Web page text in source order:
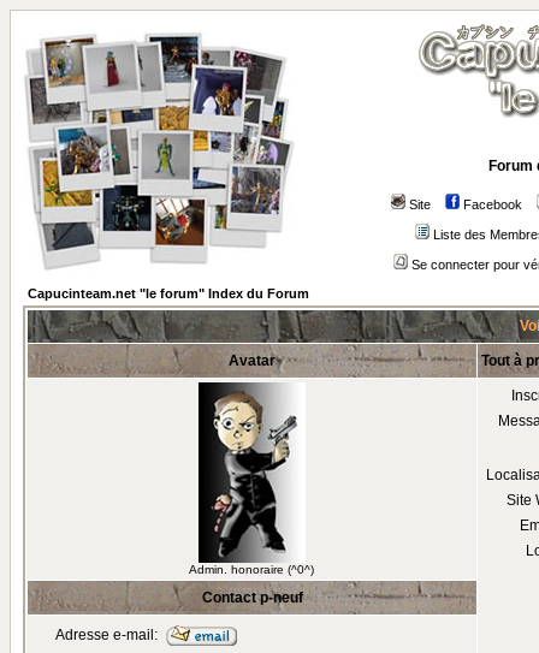
Forum
Site Facebook
Liste des
Se connecter pour
Capucinteam.net "le forum" Index du Forum
Avatar Tout à
Admin. honoraire (^0^)
Site
Contact p-neuf
Adresse e-mail: